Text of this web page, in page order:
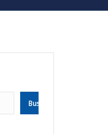
Buscar